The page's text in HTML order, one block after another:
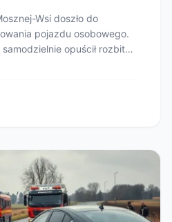
Wsi doszło do
pojazdu osobowego.
opuścił rozbite